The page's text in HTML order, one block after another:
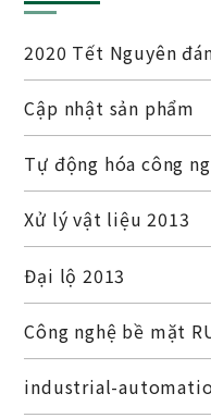
2020 Tết Nguyên
Cập nhật sản phẩm
Tự động hóa công
Xử lý vật liệu 2013
Đại lộ 2013
Công nghệ bề mặt
industrial-